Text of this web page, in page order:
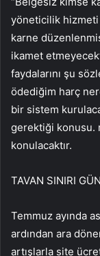
yöneticilik hizmeti
karne
ikamet
faydalarını şu
ödediğim harç
bir sistem
gerektiği konusu.
konulacaktır.
TAVAN SINIRI
Temmuz ayında
ardından ara
artışlarla site